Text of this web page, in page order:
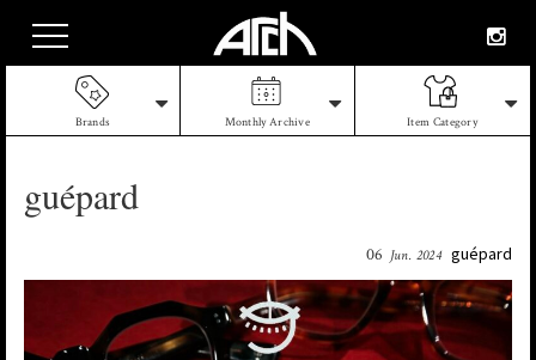
Brands Monthly Archive Item Category
guépard
06 Jun. 2024 guépard